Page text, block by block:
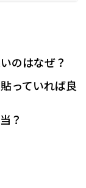
のはなぜ？
っていれば良
？